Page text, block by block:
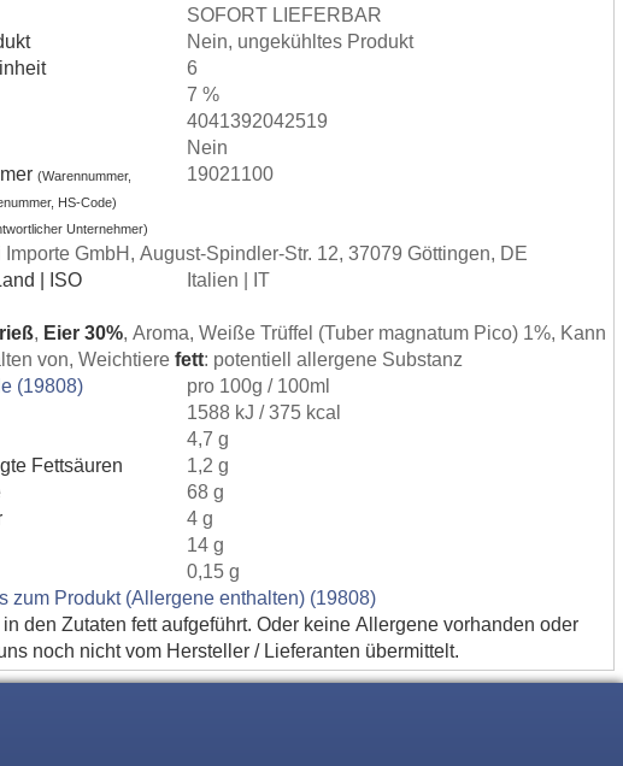
SOFORT LIEFERBAR
Nein, ungekühltes Produkt
6
7 %
4041392042519
Nein
(Warennummer,
HS-Code)
19021100
Unternehmer)
GmbH, August-Spindler-Str. 12, 37079 Göttingen, DE
| ISO
Italien | IT
, Eier 30%, Aroma, Weiße Trüffel (Tuber magnatum Pico) 1%, Kann
von, Weichtierefett: potentiell allergene Substanz
(19808)
pro 100g / 100ml
1588 kJ / 375 kcal
4,7 g
Fettsäuren
1,2 g
68 g
4 g
14 g
0,15 g
zum Produkt (Allergene enthalten) (19808)
den Zutaten fett aufgeführt. Oder keine Allergene vorhanden oder
noch nicht vom Hersteller / Lieferanten übermittelt.